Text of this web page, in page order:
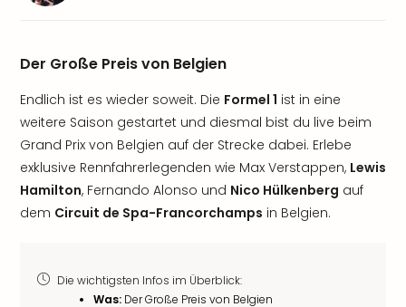
Der Große Preis von Belgien
Endlich ist es wieder soweit. Die Formel 1 ist in eine
weitere Saison gestartet und diesmal bist du live beim
Grand Prix von Belgien auf der Strecke dabei. Erlebe
exklusive Rennfahrerlegenden wie Max Verstappen, Lewis
Hamilton, Fernando Alonso und Nico Hülkenberg auf
dem Circuit de Spa-Francorchamps in Belgien.
Die wichtigsten Infos im Überblick:
Was: Der Große Preis von Belgien